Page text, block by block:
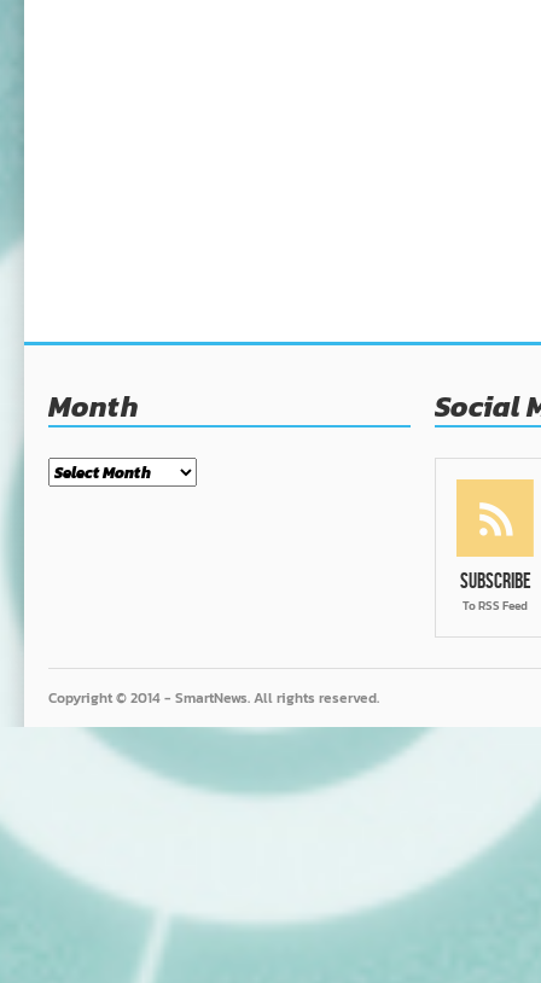
Month
Month
Social
Subscribe
To RSS Feed
Copyright © 2014 - SmartNews. All rights reserved.